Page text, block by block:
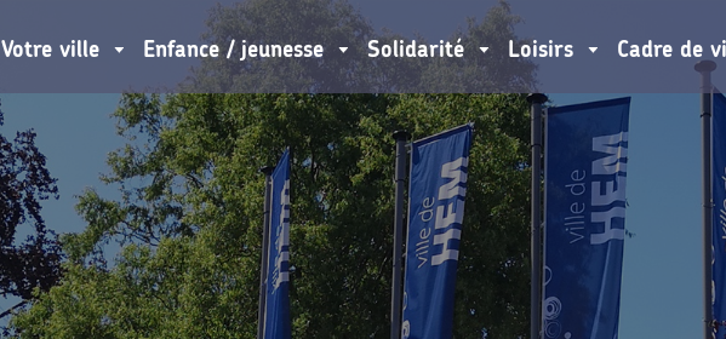
Votre ville Enfance / jeunesse Solidarité Loisirs Cadre de